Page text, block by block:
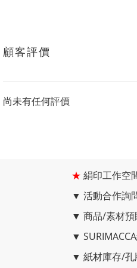
顧客評價
尚未有任何評價
★ 絹印工作空
▼ 活動合作詢
▼ 商品/素材預
▼
▼ 紙材庫存/